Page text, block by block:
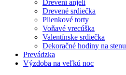
Drevení anjeli
Drevené srdiečka
Plienkové torty
Voňavé vrecúška
Valentínske srdiečka
Dekoračné hodiny na stenu
Prevádzka
Výzdoba na veľkú noc